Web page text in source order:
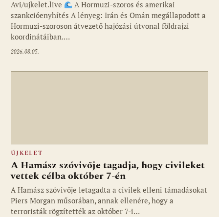
Avi/ujkelet.live
A Hormuzi-szoros és amerikai
szankcióenyhítés A lényeg: Irán és Omán megállapodott a
Hormuzi-szoroson átvezető hajózási útvonal földrajzi
koordinátáiban.…
2026.08.05.
ÚJKELET
A Hamász szóvivője tagadja, hogy civileket
vettek célba október 7-én
A Hamász szóvivője letagadta a civilek elleni támadásokat
Piers Morgan műsorában, annak ellenére, hogy a
terroristák rögzítették az október 7-i…